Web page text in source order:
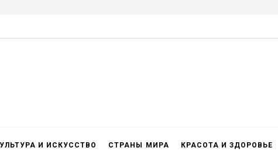
И ИСКУССТВО СТРАНЫ МИРА КРАСОТА И ЗДОРОВЬЕ